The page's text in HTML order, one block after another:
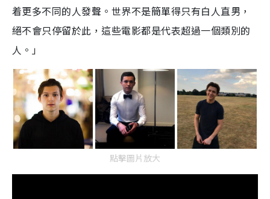
着更多不同的人發聲。世界不是簡單得只有白人直男，
絕不會只停留於此，這些電影都是代表超過一個類別的
人。」
點擊圖片放大